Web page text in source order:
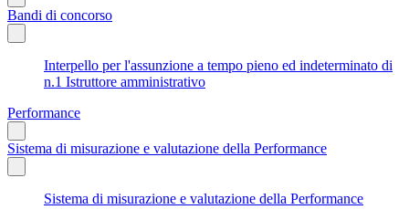
Bandi di concorso
Interpello per l'assunzione a tempo pieno ed indeterminato di
n.1 Istruttore amministrativo
Performance
Sistema di misurazione e valutazione della Performance
Sistema di misurazione e valutazione della Performance